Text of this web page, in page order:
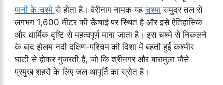
पानी के चश्मेसे होता है। वेरीनाग नामक यहचश्मा समुद्र तल से
लगभग 1,600 मीटर की ऊँचाई पर स्थित है और इसे ऐतिहासिक
और धार्मिक दृष्टि से महत्वपूर्ण माना जाता है। इस चश्मे से निकलने
के बाद झेलम नदी दक्षिण-पश्चिम की दिशा में बहती हुई कश्मीर
घाटी से होकर गुजरती है, जो कि श्रीनगर और बारामुला जैसे
प्रमुख शहरों के लिए जल आपूर्ति का स्रोत है।